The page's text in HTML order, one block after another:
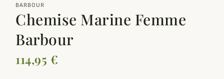
BARBOUR
Chemise Marine Femme
Barbour
114,95 €